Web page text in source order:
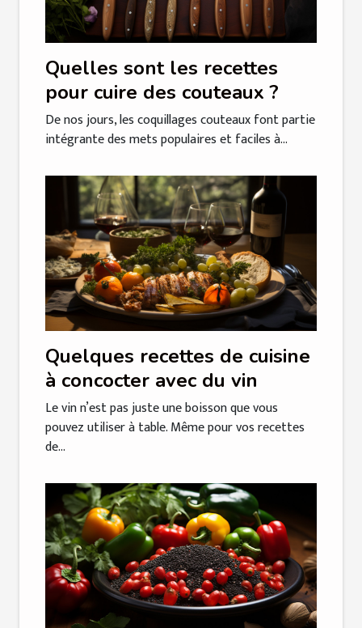
Quelles sont les recettes
pour cuire des couteaux ?
De nos jours, les coquillages couteaux font partie
intégrante des mets populaires et faciles à...
Quelques recettes de cuisine
à concocter avec du vin
Le vin n’est pas juste une boisson que vous
pouvez utiliser à table. Même pour vos recettes
de...